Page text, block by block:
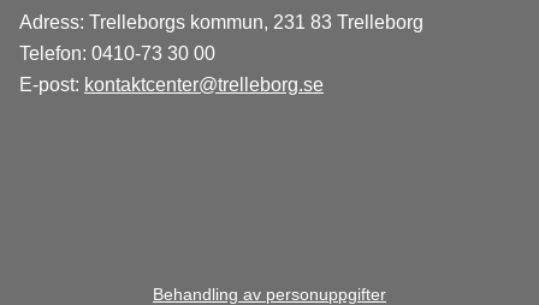
Adress: Trelleborgs kommun, 231 83 Trelleborg
Telefon: 0410-73 30 00
E-post: kontaktcenter@trelleborg.se
Behandling av personuppgifter